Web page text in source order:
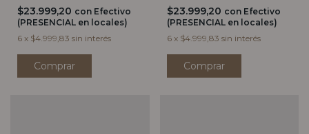
$23.999,20 con Efectivo
(PRESENCIAL en locales)
6 x $4.999,83 sin interés
Comprar
$23.999,20 con Efectivo
(PRESENCIAL en locales)
6 x $4.999,83 sin interés
Comprar